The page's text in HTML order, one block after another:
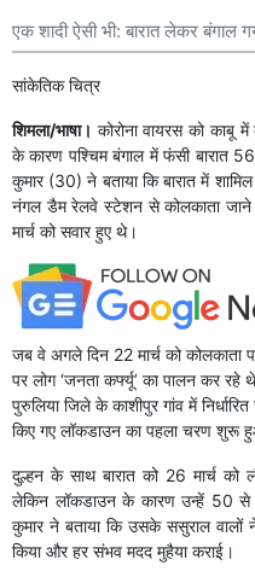
एक शादी ऐसी भी: बारात लेकर बंगाल
सांकेतिक चित्र
शिमला/भाषा। कोरोना वायरस को काबू
के कारण पश्चिम बंगाल में फंसी बारात
कुमार (30) ने बताया कि बारात में
नंगल डैम रेलवे स्टेशन से कोलकाता जाने
मार्च को सवार हुए थे।
जब वे अगले दिन 22 मार्च को कोलकाता
पर लोग ‘जनता कर्फ्यू’ का पालन कर रहे
पुरुलिया जिले के काशीपुर गांव में
किए गए लॉकडाउन का पहला चरण शुरू
दुल्हन के साथ बारात को 26 मार्च
लेकिन लॉकडाउन के कारण उन्हें 50 से
कुमार ने बताया कि उसके ससुराल वालों
किया और हर संभव मदद मुहैया कराई।